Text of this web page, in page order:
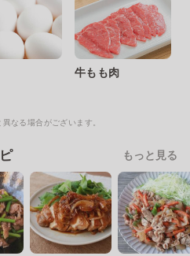
牛もも肉
なる場合がございます。
もっと見る